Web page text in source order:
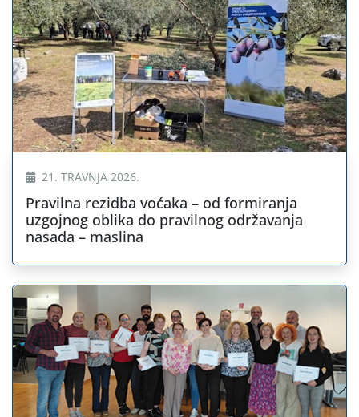
21. TRAVNJA 2026.
Pravilna rezidba voćaka – od formiranja
uzgojnog oblika do pravilnog održavanja
nasada – maslina